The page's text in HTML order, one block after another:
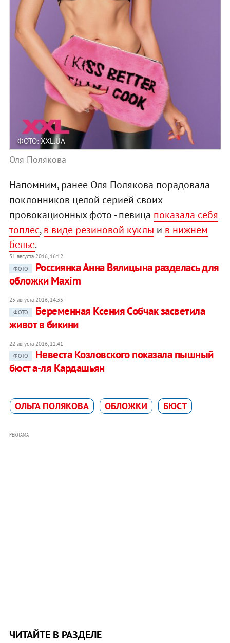
ФОТО: XXL.UA
Оля Полякова
Напомним, ранее Оля Полякова порадовала
поклонников целой серией своих
провокационных фото - певица показала себя
топлес,в виде резиновой куклы и в нижнем
белье.
31 августа 2016, 16:12
ФОТО
Россиянка Анна Вялицына разделась для
обложки Maxim
25 августа 2016, 14:35
ФОТО
Беременная Ксения Собчак засветила
живот в бикини
22 августа 2016, 12:41
ФОТО
Невеста Козловского показала пышный
бюст а-ля Кардашьян
ОЛЬГА ПОЛЯКОВА ОБЛОЖКИ БЮСТ
РЕКЛАМА
ЧИТАЙТЕ В РАЗДЕЛЕ